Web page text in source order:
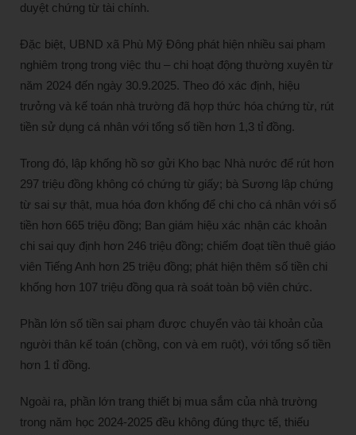
duyệt chứng từ tài chính.
Đặc biệt, UBND xã Phù Mỹ Đông phát hiện nhiều sai phạm
nghiêm trọng trong việc thu – chi hoạt động thường xuyên từ
năm 2024 đến ngày 30.9.2025. Theo đó xác định, hiệu
trưởng và kế toán nhà trường đã hợp thức hóa chứng từ, rút
tiền sử dụng cá nhân với tổng số tiền hơn 1,3 tỉ đồng.
Trong đó, lập khống hồ sơ gửi Kho bạc Nhà nước để rút hơn
297 triệu đồng không có chứng từ giấy; bà Sương lập chứng
từ sai sự thật, mua hóa đơn khống để chi cho cá nhân với số
tiền hơn 665 triệu đồng; Ban giám hiệu xác nhận các khoản
chi sai quy định hơn 246 triệu đồng; chiếm đoạt tiền thuê giáo
viên Tiếng Anh hơn 25 triệu đồng; phát hiện thêm số tiền chi
khống hơn 107 triệu đồng qua rà soát toàn bộ viên chức.
Phần lớn số tiền sai phạm được chuyển vào tài khoản của
người thân kế toán (chồng, con và em ruột), với tổng số tiền
hơn 1 tỉ đồng.
Ngoài ra, phần lớn trang thiết bị mua sắm của nhà trường
trong năm học 2024-2025 đều không đúng thực tế, thiếu